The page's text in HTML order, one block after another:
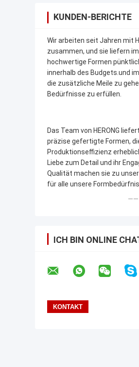
KUNDEN-BERICHTE
Wir arbeiten seit Jahren mit
zusammen, und sie liefern
hochwertige Formen
innerhalb des Budgets.und
die zusätzliche Meile zu
Bedürfnisse zu erfüllen.
Das Team von HERONG
präzise gefertigte Formen,
Produktionseffizienz
Liebe zum Detail und ihr
Qualität machen sie zu
für alle unsere
——
ICH BIN ONLINE